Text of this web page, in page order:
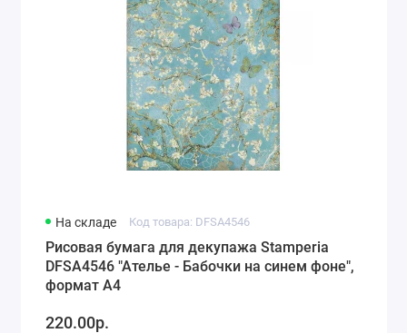
На складе Код товара: DFSA4546
Рисовая бумага для декупажа Stamperia
DFSA4546 "Ателье - Бабочки на синем фоне",
формат А4
220.00р.